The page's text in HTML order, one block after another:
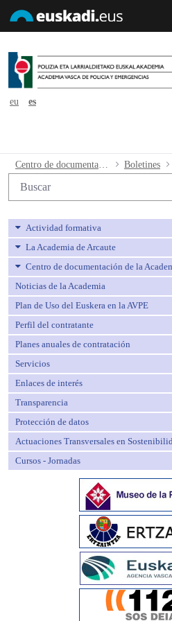
eu
es
Nº 48 Octubre -Boletines
Búsqueda web
Actividad formativa
La Academia de Arcaute
Centro de documentación de la
Noticias de la Academia
Plan de Uso del Euskera en la AVPE
Perfil del contratante
Planes anuales de contratación
Servicios
Enlaces de interés
Transparencia
Protección de datos
Actuaciones Transversales en
Cursos - Jornadas